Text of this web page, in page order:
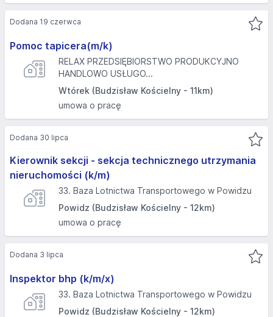
Pomoc tapicera(m/k)
RELAX PRZEDSIĘBIORSTWO PRODUKCYJNO
HANDLOWO USŁUGO...
Wtórek (Budzisław Kościelny - 11km)
umowa o pracę
Dodana 19 czerwca
Kierownik sekcji - sekcja technicznego utrzymania
nieruchomości (k/m)
33. Baza Lotnictwa Transportowego w Powidzu
Powidz (Budzisław Kościelny - 12km)
umowa o pracę
Dodana 30 lipca
Inspektor bhp (k/m/x)
33. Baza Lotnictwa Transportowego w Powidzu
Powidz (Budzisław Kościelny - 12km)
Dodana 3 lipca